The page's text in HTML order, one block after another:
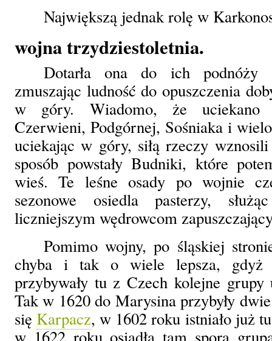
Największą jednak rolę w
wojna trzydziestoletnia.
Dotarła ona do ich podnóży
zmuszając ludność do opuszczenia
w góry. Wiadomo, że uciekano
Czerwieni, Podgórnej, Sośniaka i
uciekając w góry, siłą rzeczy
sposób powstały Budniki, które
wieś. Te leśne osady po wojnie
sezonowe osiedla pasterzy,
liczniejszym wędrowcom
Pomimo wojny, po śląskiej
chyba i tak o wiele lepsza, gdyż
przybywały tu z Czech kolejne
Tak w 1620 do Marysina przybyły
się Karpacz, w 1602 roku istniało już
w 1622 roku osiadła tam spora